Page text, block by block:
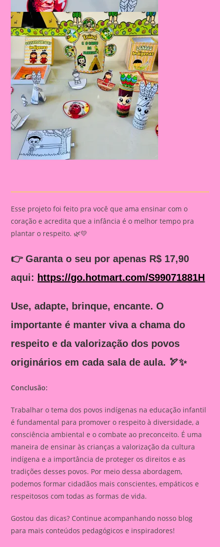
Esse projeto foi feito pra você que ama ensinar com o
coração e acredita que a infância é o melhor tempo pra
plantar o respeito. 🌿💛
👉Garanta o seu por apenas R$ 17,90
aqui: https://go.hotmart.com/S99071881H
Use, adapte, brinque, encante. O
importante é manter viva a chama do
respeito e da valorização dos povos
originários em cada sala de aula. 🏹✨
Conclusão:
Trabalhar o tema dos povos indígenas na educação infantil
é fundamental para promover o respeito à diversidade, a
consciência ambiental e o combate ao preconceito. É uma
maneira de ensinar às crianças a valorização da cultura
indígena e a importância de proteger os direitos e as
tradições desses povos. Por meio dessa abordagem,
podemos formar cidadãos mais conscientes, empáticos e
respeitosos com todas as formas de vida.
Gostou das dicas? Continue acompanhando nosso blog
para mais conteúdos pedagógicos e inspiradores!